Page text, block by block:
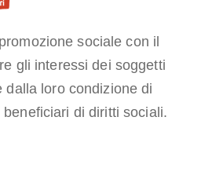
sociale con il
gli interessi dei soggetti
dalla loro condizione di
di diritti sociali.